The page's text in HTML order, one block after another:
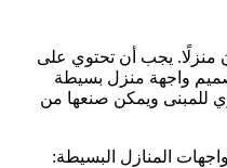
منزلًا. يجب أن تحتوي على
واجهة منزل بسيطة
للمبنى ويمكن صنعها من
المنازل البسيطة: